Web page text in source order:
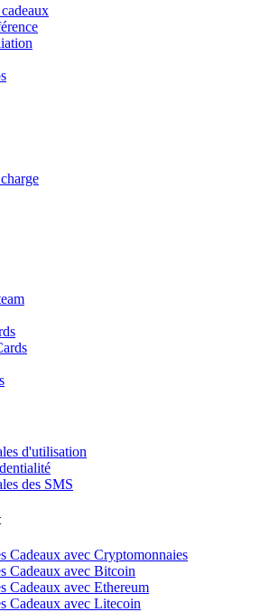
d'utilisation
des SMS
Cadeaux avec Cryptomonnaies
Cadeaux avec Bitcoin
Cadeaux avec Ethereum
Cadeaux avec Litecoin